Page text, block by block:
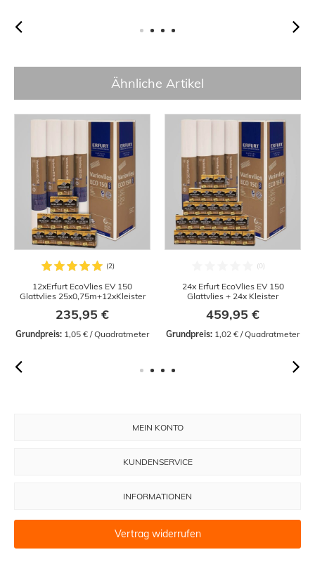
Ähnliche Artikel
12xErfurt EcoVlies EV 150
Glattvlies 25x0,75m+12xKleister
235,95 €
Grundpreis: 1,05 € / Quadratmeter
24x Erfurt EcoVlies EV 150
Glattvlies + 24x Kleister
459,95 €
Grundpreis: 1,02 € / Quadratmeter
MEIN KONTO
KUNDENSERVICE
INFORMATIONEN
Vertrag widerrufen